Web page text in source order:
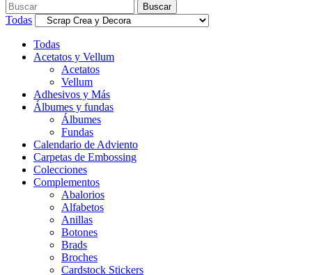
Buscar
Todas
Todas
Acetatos y Vellum
Acetatos
Vellum
Adhesivos y Más
Álbumes y fundas
Álbumes
Fundas
Calendario de Adviento
Carpetas de Embossing
Colecciones
Complementos
Abalorios
Alfabetos
Anillas
Botones
Brads
Broches
Cardstock Stickers